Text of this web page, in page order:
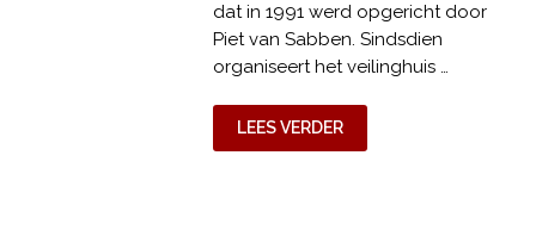
dat in 1991 werd opgericht door
Piet van Sabben. Sindsdien
organiseert het veilinghuis …
LEES VERDER